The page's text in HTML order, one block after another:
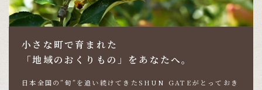
小さな町で育まれた
「地域のおくりもの」をあなたへ。
日本全国の”旬”を追い続けてきたSHUN GATEが とっておき